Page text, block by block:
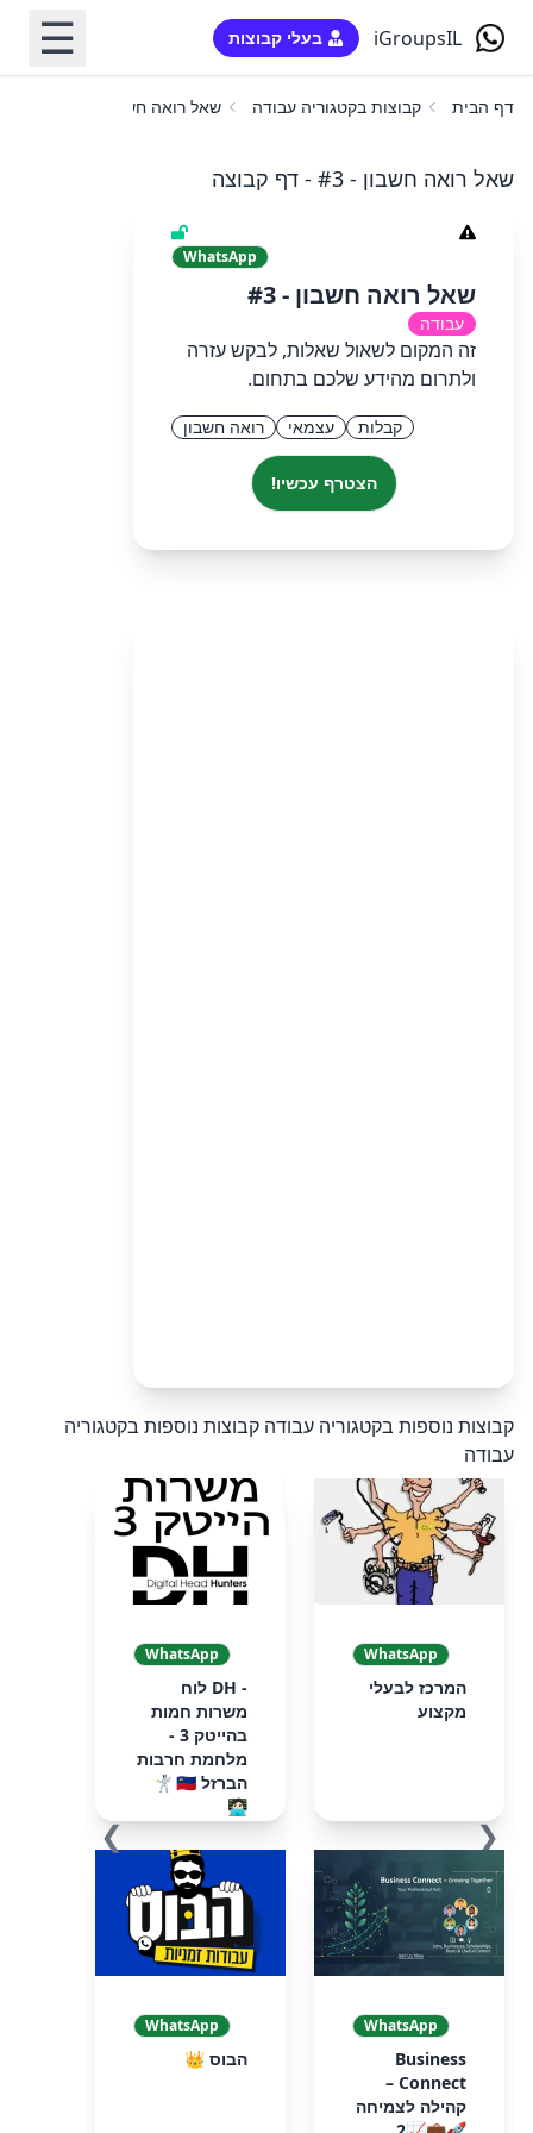
iGroupsIL בעלי קבוצות ☰
דף הבית קבוצות בקטגוריה עבודה שאל רואה חשבון - #3
שאל רואה חשבון - #3 - דף קבוצה
WhatsApp
שאל רואה חשבון - #3
עבודה
זה המקום לשאול שאלות, לבקש עזרה
ולתרום מהידע שלכם בתחום.
קבלות עצמאי רואה חשבון
הצטרף עכשיו!
קבוצות נוספות בקטגוריה עבודה קבוצות נוספות בקטגוריה
עבודה
❮
WhatsApp
המרכז לבעלי
מקצוע
WhatsApp
- DH לוח
משרות חמות
בהייטק 3 -
מלחמת חרבות
הברזל 🇮🇱 🤺
🧑🏻‍💻
WhatsApp
Business
Connect –
קהילה לצמיחה
WhatsApp
הבוס 👑
❯